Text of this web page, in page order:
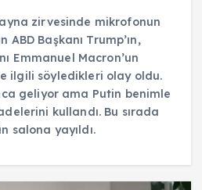
zirvesinde mikrofonun
Başkanı Trump’ın,
Emmanuel Macron’un
ilgili söyledikleri olay oldu.
geliyor ama Putin benimle
kullandı. Bu sırada
salona yayıldı.